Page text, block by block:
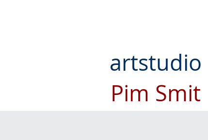
artstudio
Pim Smit